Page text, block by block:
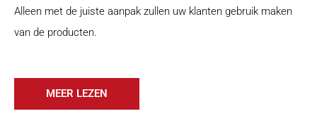
Alleen met de juiste aanpak zullen uw klanten gebruik maken
van de producten.
MEER LEZEN